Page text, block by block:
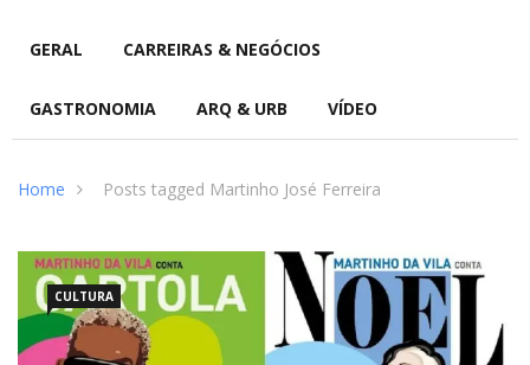
GERAL CARREIRAS & NEGÓCIOS
GASTRONOMIA ARQ & URB VÍDEO
Home Posts tagged Martinho José Ferreira
CULTURA